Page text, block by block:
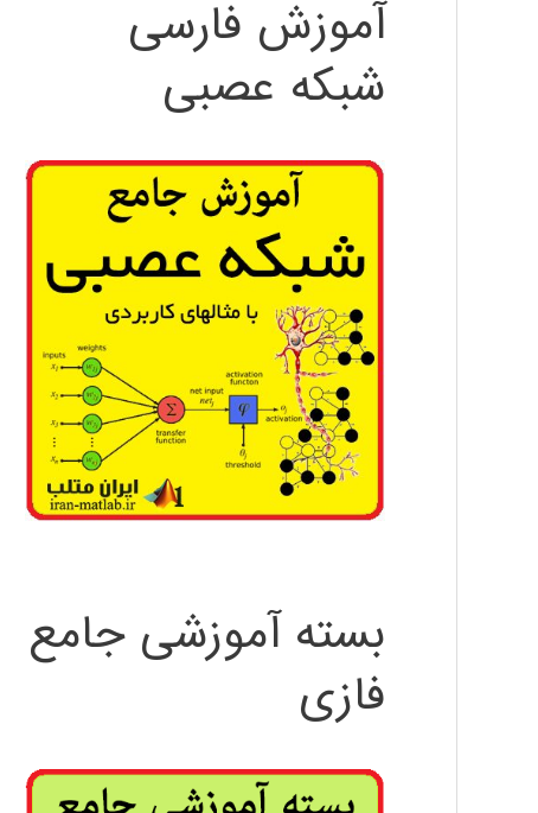
آموزش فارسی
شبکه عصبی
بسته آموزشی جامع
فازی